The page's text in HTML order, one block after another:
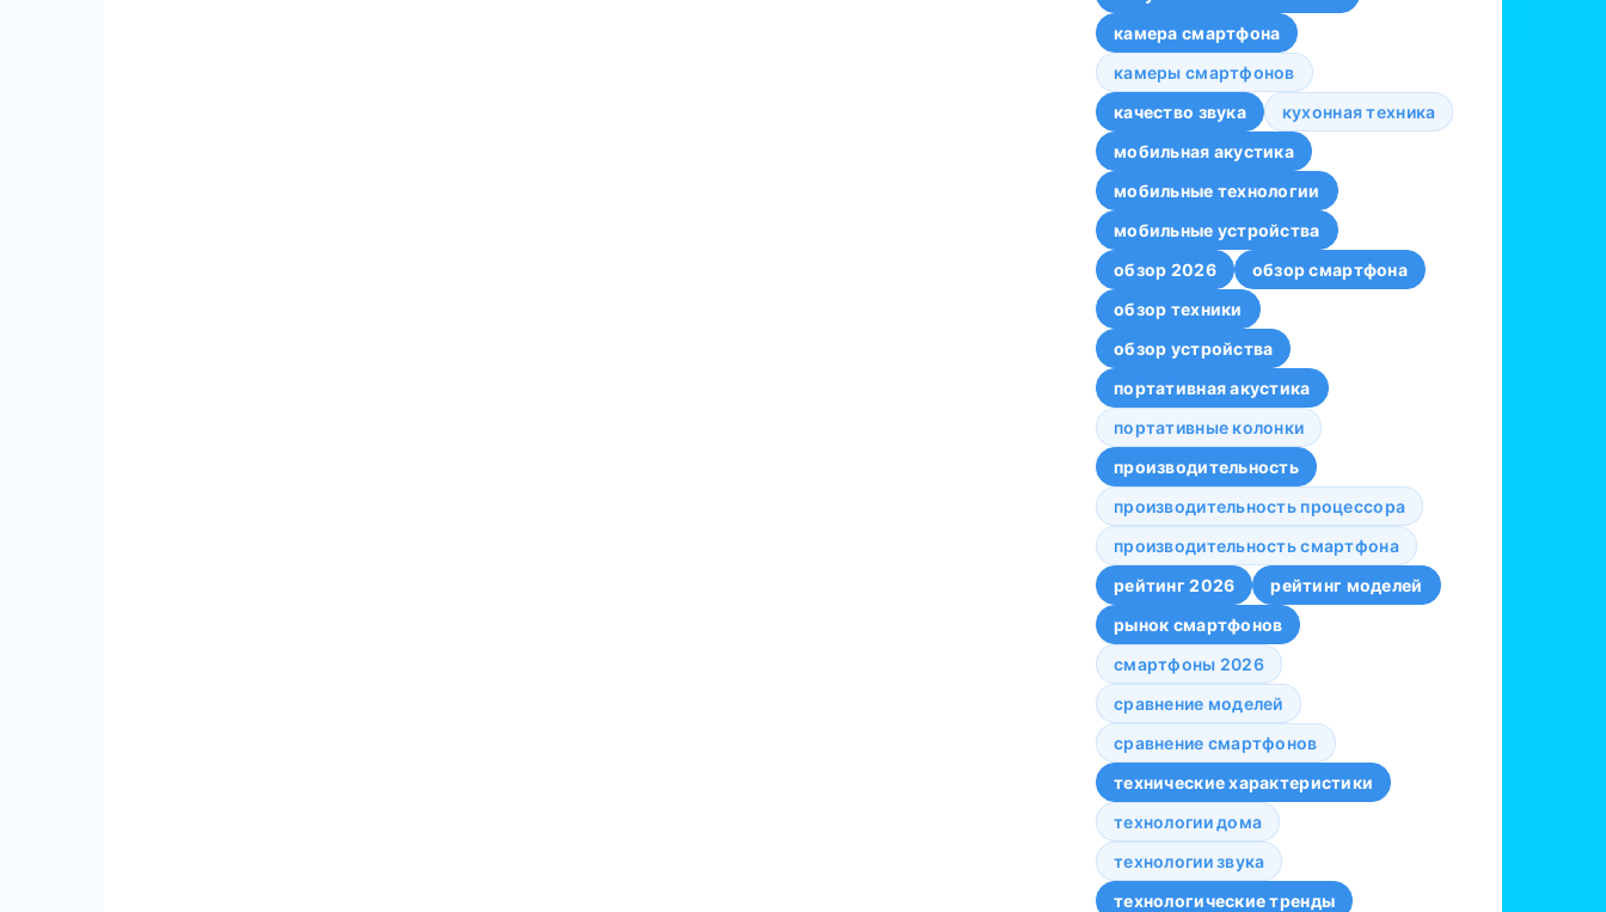
камера смартфона
камеры смартфонов
качество звука
кухонная техника
мобильная акустика
мобильные технологии
мобильные устройства
обзор 2026
обзор смартфона
обзор техники
обзор устройства
портативная акустика
портативные колонки
производительность
производительность процессора
производительность смартфона
рейтинг 2026
рейтинг моделей
рынок смартфонов
смартфоны 2026
сравнение моделей
сравнение смартфонов
технические характеристики
технологии дома
технологии звука
технологические тренды